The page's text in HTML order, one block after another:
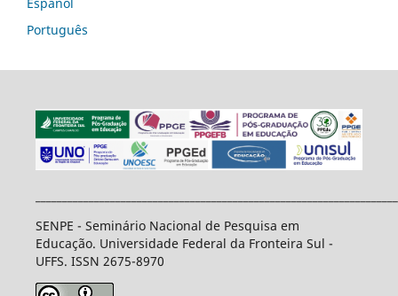
Español
Português
SENPE - Seminário Nacional de Pesquisa em
Educação. Universidade Federal da Fronteira Sul -
UFFS. ISSN 2675-8970